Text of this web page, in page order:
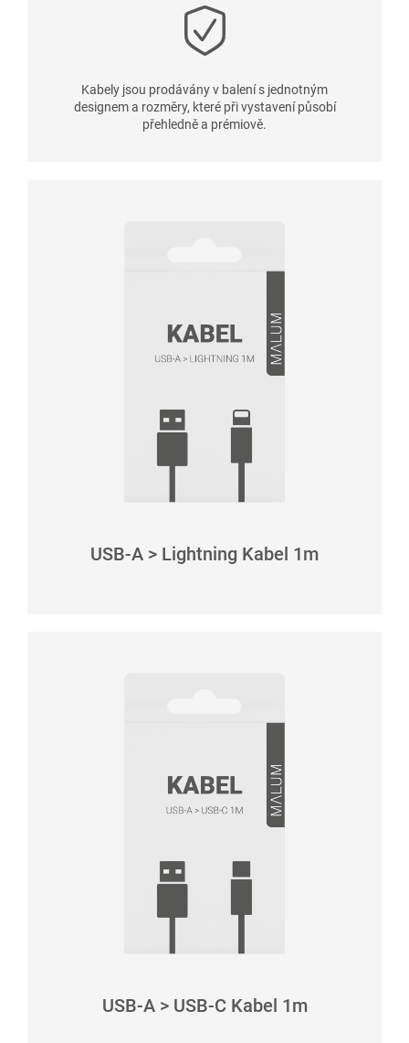
Kabely jsou prodávány v balení s jednotným
designem a rozměry, které při vystavení působí
přehledně a prémiově.
USB-A > Lightning Kabel 1m
USB-A > USB-C Kabel 1m